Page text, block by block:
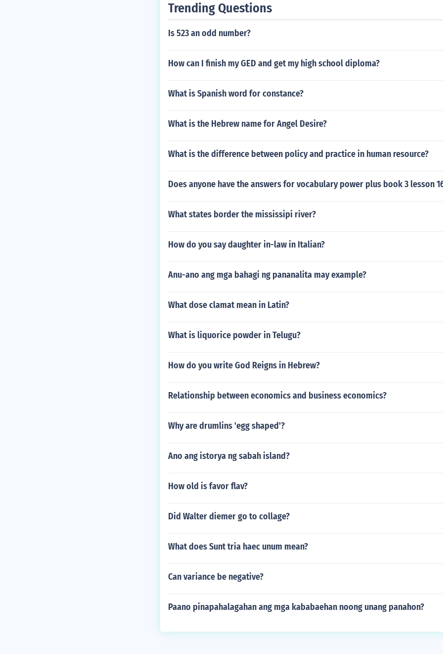
Trending Questions
Is 523 an odd number?
How can I finish my GED and get my high school diploma?
What is Spanish word for constance?
What is the Hebrew name for Angel Desire?
What is the difference between policy and practice in human resource?
Does anyone have the answers for vocabulary power plus book 3 lesson
What states border the mississipi river?
How do you say daughter in-law in Italian?
Anu-ano ang mga bahagi ng pananalita may example?
What dose clamat mean in Latin?
What is liquorice powder in Telugu?
How do you write God Reigns in Hebrew?
Relationship between economics and business economics?
Why are drumlins 'egg shaped'?
Ano ang istorya ng sabah island?
How old is favor flav?
Did Walter diemer go to collage?
What does Sunt tria haec unum mean?
Can variance be negative?
Paano pinapahalagahan ang mga kababaehan noong unang panahon?